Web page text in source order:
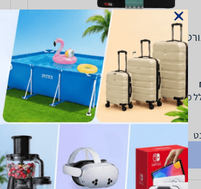
לכלב גדול בצבע שחור מידות
110X70 ס"מ
משלוח
עד 3 ימי עסקים
1.0
לפרטים נוספים